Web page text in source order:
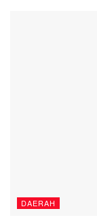
DAERAH